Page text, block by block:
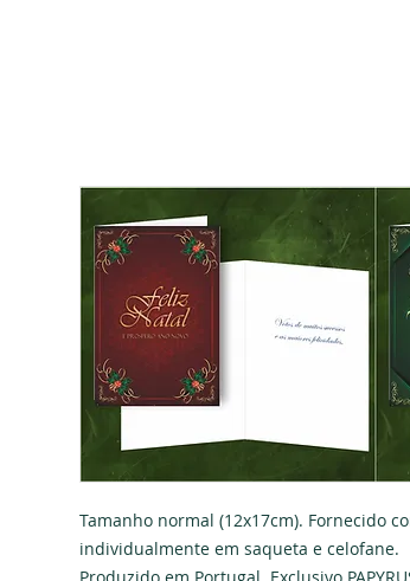
Tamanho normal (12x17cm). Fornecido
individualmente em saqueta e celofane.